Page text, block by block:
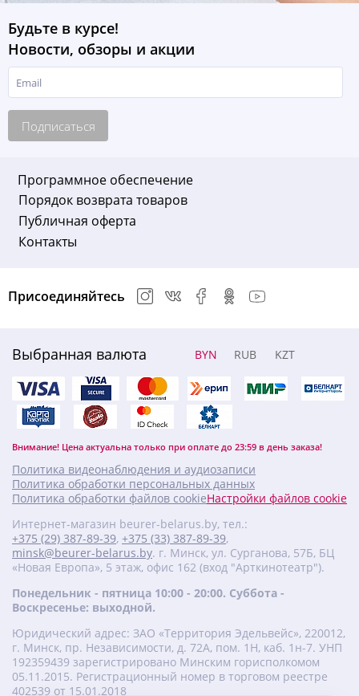
Будьте в курсе!
Новости, обзоры и акции
Подписаться
Программное обеспечение
Порядок возврата товаров
Публичная оферта
Контакты
Выбранная валюта BYN RUB KZT
Внимание! Цена актуальна только при оплате до 23:59 в день заказа!
Присоединяйтесь
Политика видеонаблюдения и аудиозаписи
Политика обработки персональных данных
Политика обработки файлов cookieНастройки файлов cookie
Интернет-магазин beurer-belarus.by, тел.:
+375 (29) 387-89-39, +375 (33) 387-89-39,
minsk@beurer-belarus.by. г. Минск, ул. Сурганова, 57Б, БЦ
«Новая Европа», 5 этаж, офис 162 (вход "Арткинотеатр").
Понедельник - пятница 10:00 - 20:00. Суббота -
Воскресенье: выходной.
Юридический адрес: ЗАО «Территория Эдельвейс», 220012,
г. Минск, пр. Независимости, д. 72А, пом. 1Н, каб. 1н-7. УНП
‎192359439 зарегистрировано Минским горисполкомом
05.11.2015. Регистрационный номер в торговом реестре
402539 от 15.01.2018